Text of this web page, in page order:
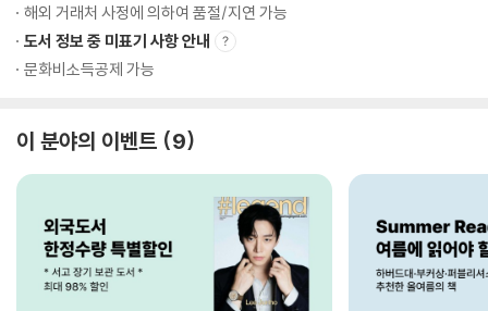
해외 거래처 사정에 의하여 품절/지연 가능
도서 정보 중 미표기 사항 안내
문화비소득공제 가능
이 분야의 이벤트 9